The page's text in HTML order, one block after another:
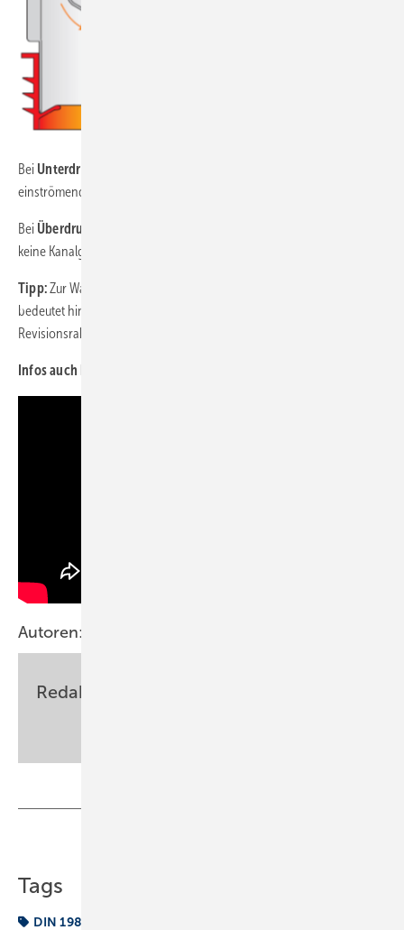
Bei Unterdruck
einströmende Luft bewirkt den Druckausgleich
Bei Überdruck
keine Kanalgase austreten
Tipp:Zur Wartung des Systems muss dieses zugänglich sein. Das
bedeutet hinter einer Vorwandinstallation eingebaut, ist ein
Revisionsrahmen vorzusehen.
Infos auch hier, bei Dallmer:
Autoren:
Redaktion
Tags
DIN 1986-100